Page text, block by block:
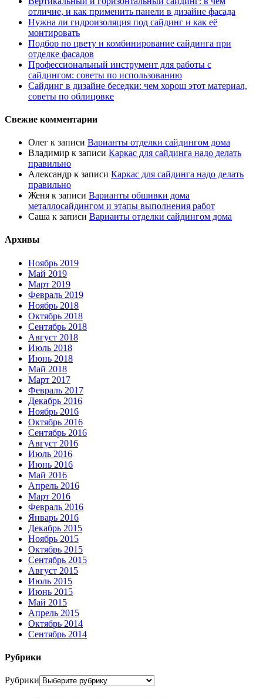
отличие, и как применить панели в дизайне фасада
Нужна ли гидроизоляция под сайдинг и как её
монтировать
Подбор по цвету и комбинирование сайдинга при
отделке фасадов
Профессиональный инструмент для работы с
сайдингом: советы по использованию
Сайдинг в дизайне беседки: чем хорош этот материал,
советы по облицовке
Свежие комментарии
Олег к записи Варианты отделки сайдингом дома
Владимир к записи Каркас для сайдинга надо делать
правильно
Александр к записи Каркас для сайдинга надо делать
правильно
Женя к записи Варианты обшивки дома
металлосайдингом и этапы выполнения работ
Саша к записи Варианты отделки сайдингом дома
Архивы
Ноябрь 2019
Май 2019
Март 2019
Февраль 2019
Ноябрь 2018
Октябрь 2018
Сентябрь 2018
Август 2018
Июль 2018
Июнь 2018
Май 2018
Март 2017
Февраль 2017
Декабрь 2016
Ноябрь 2016
Октябрь 2016
Сентябрь 2016
Август 2016
Июль 2016
Июнь 2016
Май 2016
Апрель 2016
Март 2016
Февраль 2016
Январь 2016
Декабрь 2015
Ноябрь 2015
Октябрь 2015
Сентябрь 2015
Август 2015
Июль 2015
Июнь 2015
Май 2015
Апрель 2015
Октябрь 2014
Сентябрь 2014
Рубрики
Рубрики